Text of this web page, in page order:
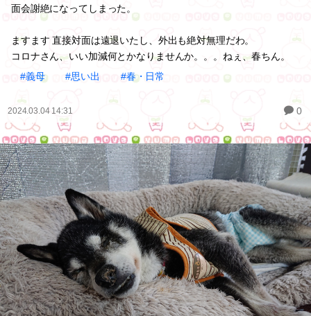
面会謝絶になってしまった。
ますます 直接対面は遠退いたし、外出も絶対無理だわ。
コロナさん、いい加減何とかなりませんか。。。ねぇ、春ちん。
#義母
#思い出 #春・日常
2024.03.04 14:31 0